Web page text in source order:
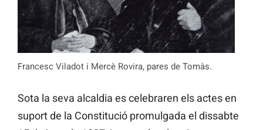
Francesc Viladot i Mercè Rovira, pares de Tomàs.
Sota la seva alcaldia es celebraren els actes en
suport de la Constitució promulgada el dissabte